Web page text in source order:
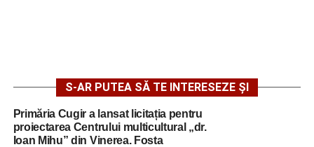
S-AR PUTEA SĂ TE INTERESEZE ȘI
Primăria Cugir a lansat licitația pentru
proiectarea Centrului multicultural „dr.
Ioan Mihu” din Vinerea. Fosta